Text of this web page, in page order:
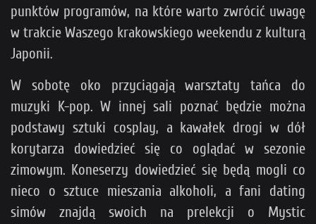
punktów programów, na które warto zwrócić uwagę
w trakcie Waszego krakowskiego weekendu z kulturą
Japonii.
W sobotę oko przyciągają warsztaty tańca do
muzyki K-pop. W innej sali poznać będzie można
podstawy sztuki cosplay, a kawałek drogi w dół
korytarza dowiedzieć się co oglądać w sezonie
zimowym. Koneserzy dowiedzieć się będą mogli co
nieco o sztuce mieszania alkoholi, a fani dating
simów znajdą swoich na prelekcji o Mystic